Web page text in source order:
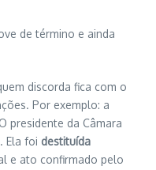
de término e ainda
discorda fica com o
Por exemplo: a
presidente da Câmara
Ela foi destituída
e ato confirmado pelo